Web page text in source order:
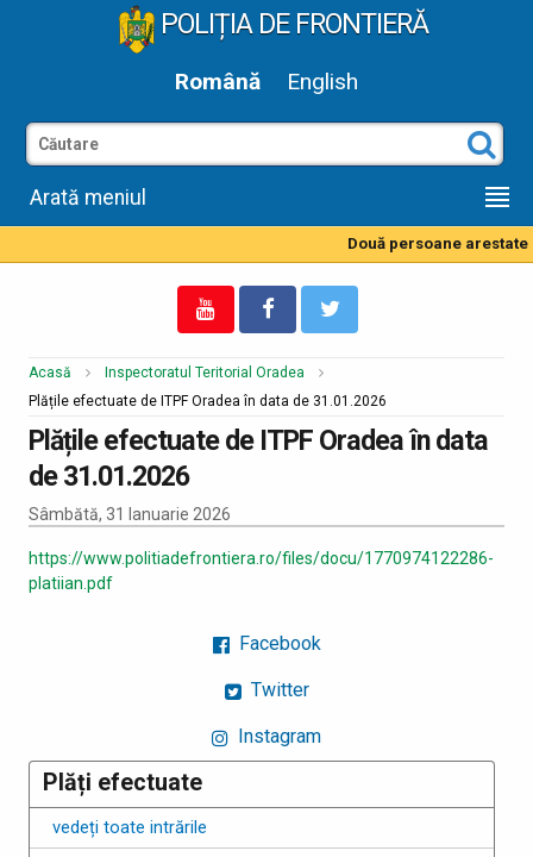
POLIȚIA DE FRONTIERĂ
Română English
Arată meniul
Două persoane
Acasă
Inspectoratul Teritorial Oradea
Plățile efectuate de ITPF Oradea în data de 31.01.2026
Plățile efectuate de ITPF Oradea în data
de 31.01.2026
Sâmbătă, 31 Ianuarie 2026
https://www.politiadefrontiera.ro/files/docu/1770974122286-
platiian.pdf
Facebook
Twitter
Instagram
Plăți efectuate
vedeți toate intrările